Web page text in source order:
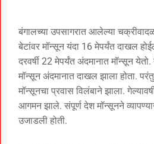
बंगालच्या उपसागरात आलेल्या
बेटांवर मॉन्सून यंदा 16 मेपर्यंत दाखल
दरवर्षी 22 मेपर्यंत अंदमानात मॉन्सून येतो.
मॉन्सून अंदमानात दाखल झाला होता.
मॉन्सूनचा प्रवास विलंबाने झाला.
आगमन झाले. संपूर्ण देश मॉन्सूनने
उजाडली होती.